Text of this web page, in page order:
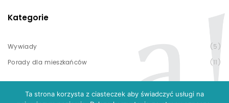
Kategorie
Wywiady (5)
Porady dla mieszkańców (11)
Ta strona korzysta z ciasteczek aby świadczyć usługi na